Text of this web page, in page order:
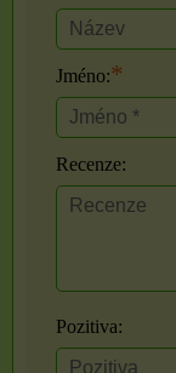
Jméno:*
Recenze:
Pozitiva: